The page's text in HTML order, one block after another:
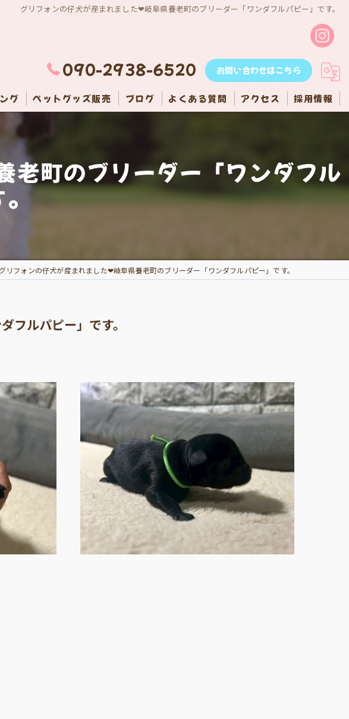
グリフォンの仔犬が産まれました❤岐阜県養老町のブリーダー「ワンダフルパピー」です。
090-2938-6520 お問い合わせはこちら
グ ペットグッズ販売 ブログ よくある質問 アクセス 採用情報
町のブリーダー「ワンダフル
グリフォンの仔犬が産まれました❤岐阜県養老町のブリーダー「ワンダフルパピー」です。
フルパピー」です。